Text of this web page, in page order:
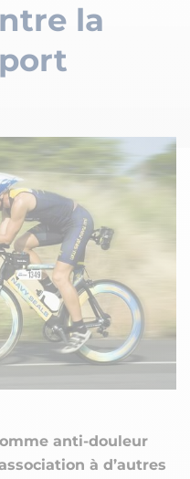
la
anti-douleur
à d’autres